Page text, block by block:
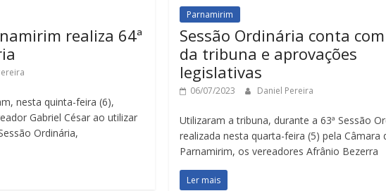
realiza 64ª
nesta quinta-feira (6),
Gabriel César ao utilizar
Ordinária,
Parnamirim
Sessão Ordinária conta
da tribuna e aprovações
legislativas
06/07/2023 Daniel Pereira
Utilizaram a tribuna, durante a 63ª Sessão
realizada nesta quarta-feira (5) pela Câmara
Parnamirim, os vereadores Afrânio Bezerra
Ler mais